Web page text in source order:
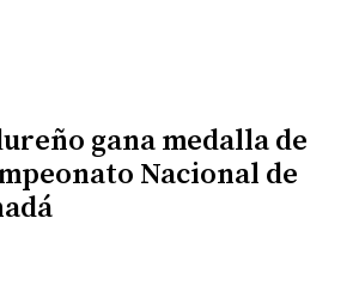
gana medalla de
Nacional de